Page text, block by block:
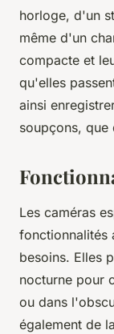
horloge, d'un
même d'un
compacte et
qu'elles
ainsi
soupçons, que
Les caméras
fonctionnalités
besoins. Elles
nocturne pour
ou dans
également de